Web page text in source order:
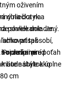
oživením
obliečka na
skvele doladený.
schovať tak
chráni pred
nábytok úplne
na dotyk a
povliekanie. Je
prispôsobí,
Pri zašpinení poťah
bude stále ako
opierkami.
cm